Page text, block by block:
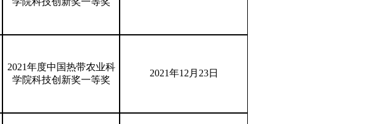
2021年度中国热带农业科
学院科技创新奖一等奖
2021年12月23日